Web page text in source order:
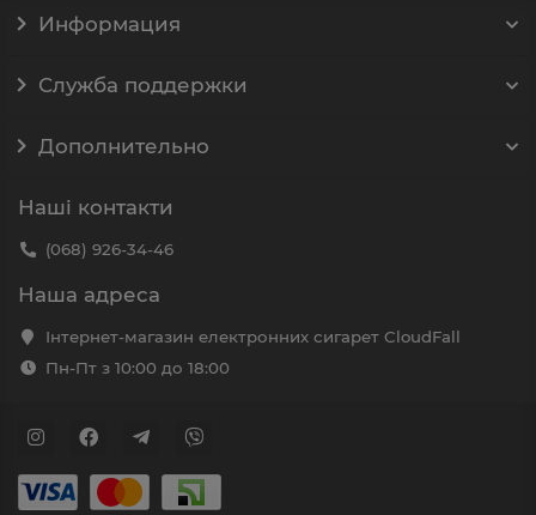
Информация
Служба поддержки
Дополнительно
Наші контакти
(068) 926-34-46
Наша адреса
Інтернет-магазин електронних сигарет CloudFall
Пн-Пт з 10:00 до 18:00